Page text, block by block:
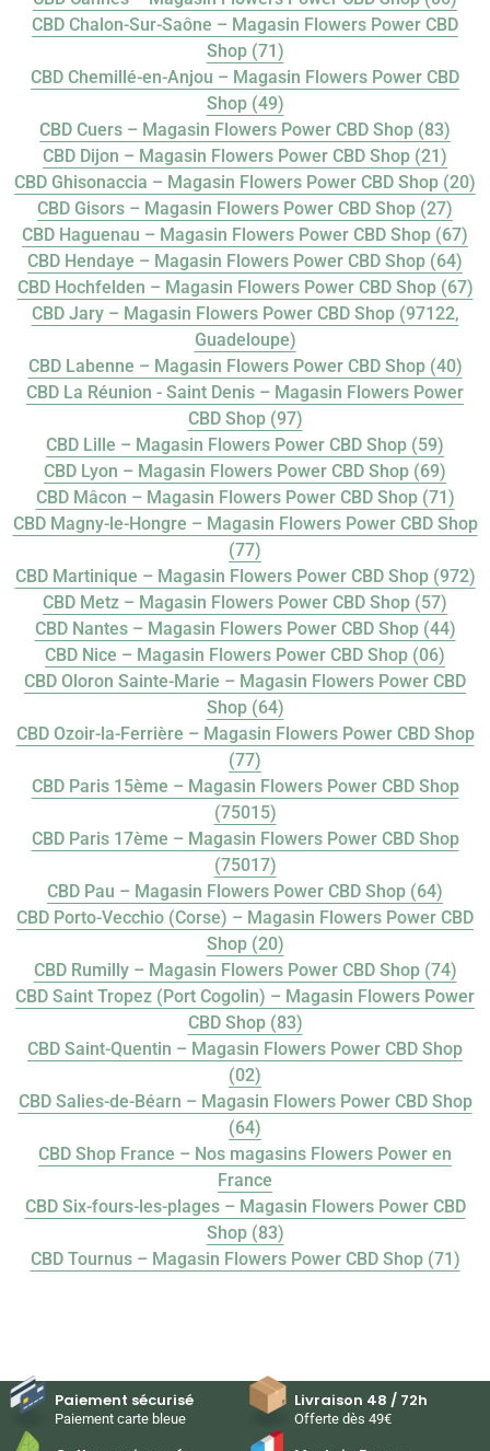
CBD Chalon-Sur-Saône – Magasin Flowers Power CBD
Shop (71)
CBD Chemillé-en-Anjou – Magasin Flowers Power CBD
Shop (49)
CBD Cuers – Magasin Flowers Power CBD Shop (83)
CBD Dijon – Magasin Flowers Power CBD Shop (21)
CBD Ghisonaccia – Magasin Flowers Power CBD Shop (20)
CBD Gisors – Magasin Flowers Power CBD Shop (27)
CBD Haguenau – Magasin Flowers Power CBD Shop (67)
CBD Hendaye – Magasin Flowers Power CBD Shop (64)
CBD Hochfelden – Magasin Flowers Power CBD Shop (67)
CBD Jary – Magasin Flowers Power CBD Shop (97122,
Guadeloupe)
CBD Labenne – Magasin Flowers Power CBD Shop (40)
CBD La Réunion - Saint Denis – Magasin Flowers Power
CBD Shop (97)
CBD Lille – Magasin Flowers Power CBD Shop (59)
CBD Lyon – Magasin Flowers Power CBD Shop (69)
CBD Mâcon – Magasin Flowers Power CBD Shop (71)
CBD Magny-le-Hongre – Magasin Flowers Power CBD Shop
(77)
CBD Martinique – Magasin Flowers Power CBD Shop (972)
CBD Metz – Magasin Flowers Power CBD Shop (57)
CBD Nantes – Magasin Flowers Power CBD Shop (44)
CBD Nice – Magasin Flowers Power CBD Shop (06)
CBD Oloron Sainte-Marie – Magasin Flowers Power CBD
Shop (64)
CBD Ozoir-la-Ferrière – Magasin Flowers Power CBD Shop
(77)
CBD Paris 15ème – Magasin Flowers Power CBD Shop
(75015)
CBD Paris 17ème – Magasin Flowers Power CBD Shop
(75017)
CBD Pau – Magasin Flowers Power CBD Shop (64)
CBD Porto-Vecchio (Corse) – Magasin Flowers Power CBD
Shop (20)
CBD Rumilly – Magasin Flowers Power CBD Shop (74)
CBD Saint Tropez (Port Cogolin) – Magasin Flowers Power
CBD Shop (83)
CBD Saint-Quentin – Magasin Flowers Power CBD Shop
(02)
CBD Salies-de-Béarn – Magasin Flowers Power CBD Shop
(64)
CBD Shop France – Nos magasins Flowers Power en
France
CBD Six-fours-les-plages – Magasin Flowers Power CBD
Shop (83)
CBD Tournus – Magasin Flowers Power CBD Shop (71)
Paiement sécurisé
Paiement carte bleue
Livraison 48 / 72h
Offerte dès 49€